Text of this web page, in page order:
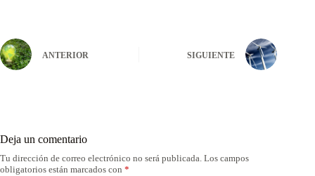
ANTERIOR SIGUIENTE
Deja un comentario
Tu dirección de correo electrónico no será publicada. Los campos
obligatorios están marcados con *